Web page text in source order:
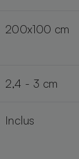
200x100 cm
2,4 - 3 cm
Inclus